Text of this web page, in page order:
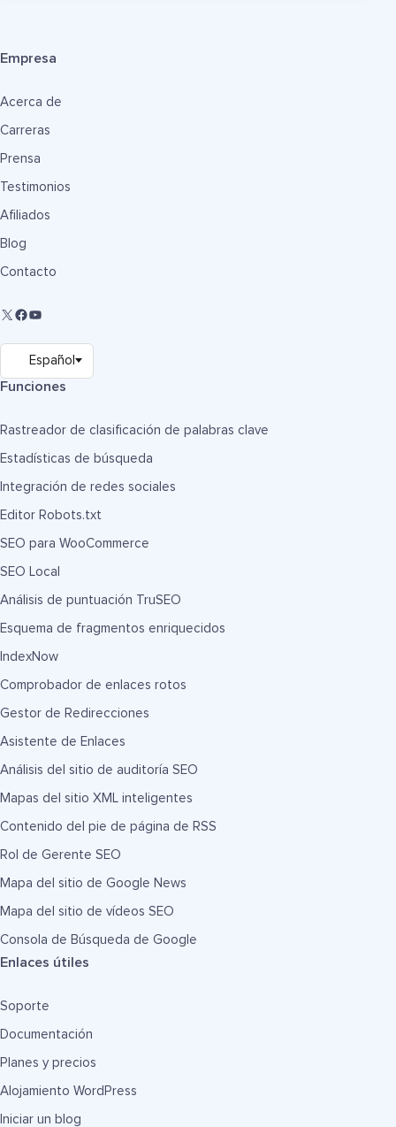
Empresa
Acerca de
Carreras
Prensa
Testimonios
Afiliados
Blog
Contacto
Funciones
Rastreador de clasificación de palabras clave
Estadísticas de búsqueda
Integración de redes sociales
Editor Robots.txt
SEO para WooCommerce
SEO Local
Análisis de puntuación TruSEO
Esquema de fragmentos enriquecidos
IndexNow
Comprobador de enlaces rotos
Gestor de Redirecciones
Asistente de Enlaces
Análisis del sitio de auditoría SEO
Mapas del sitio XML inteligentes
Contenido del pie de página de RSS
Rol de Gerente SEO
Mapa del sitio de Google News
Mapa del sitio de vídeos SEO
Consola de Búsqueda de Google
Enlaces útiles
Soporte
Documentación
Planes y precios
Alojamiento WordPress
Iniciar un blog